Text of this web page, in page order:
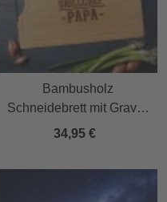
Bambusholz
Schneidebrett mit Gravur
Grillchef - Grillbrett für
34,95 €